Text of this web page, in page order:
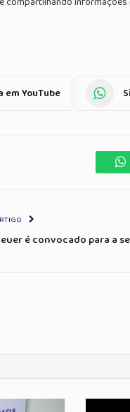
em YouTube
é convocado para a